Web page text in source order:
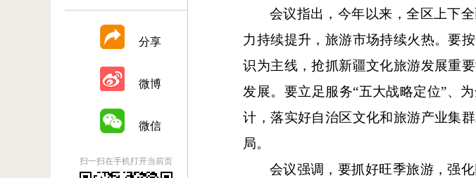
分享
微博
微信
扫一扫在手机打开当前页
会议指出，今年以来，全区上下
力持续提升，旅游市场持续火热。要
识为主线，抢抓新疆文化旅游发展重
发展。要立足服务“五大战略定位”、
计，落实好自治区文化和旅游产业集
局。
会议强调，要抓好旺季旅游，强